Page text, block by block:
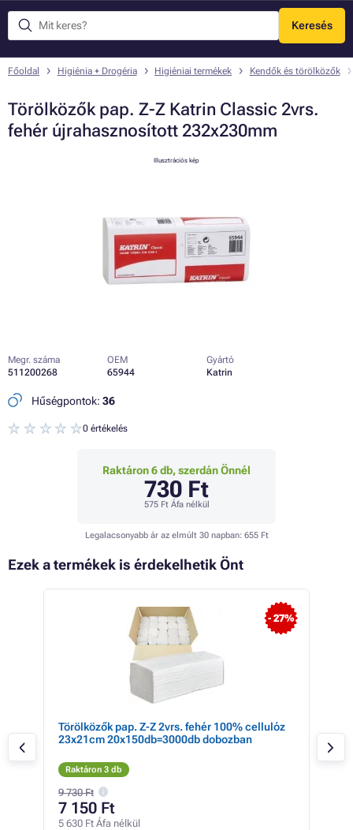
Keresés
Menü
Főoldal Higiénia + Drogéria Higiéniai termékek Kendők és törölközők
Törölközők pap. Z-Z Katrin Classic 2vrs.
fehér újrahasznosított 232x230mm
Illusztrációs kép
Megr. száma
511200268
OEM
65944
Gyártó
Katrin
Hűségpontok: 36
0 értékelés
Raktáron 6 db, szerdán Önnél
730 Ft
575 FtÁfa nélkül
Legalacsonyabb ár az elmúlt 30 napban: 655 Ft
Ezek a termékek is érdekelhetik Önt
- 27%
Törölközők pap. Z-Z 2vrs. fehér 100% cellulóz
23x21cm 20x150db=3000db dobozban
Raktáron 3 db
9 730 Ft
7 150 Ft
5 630 Ft Áfa nélkül